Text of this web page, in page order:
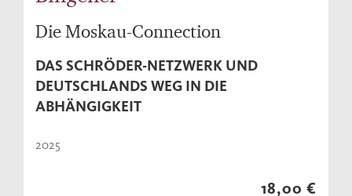
Die Moskau-Connection
DAS SCHRÖDER-NETZWERK UND
DEUTSCHLANDS WEG IN DIE
ABHÄNGIGKEIT
2025
18,00 €